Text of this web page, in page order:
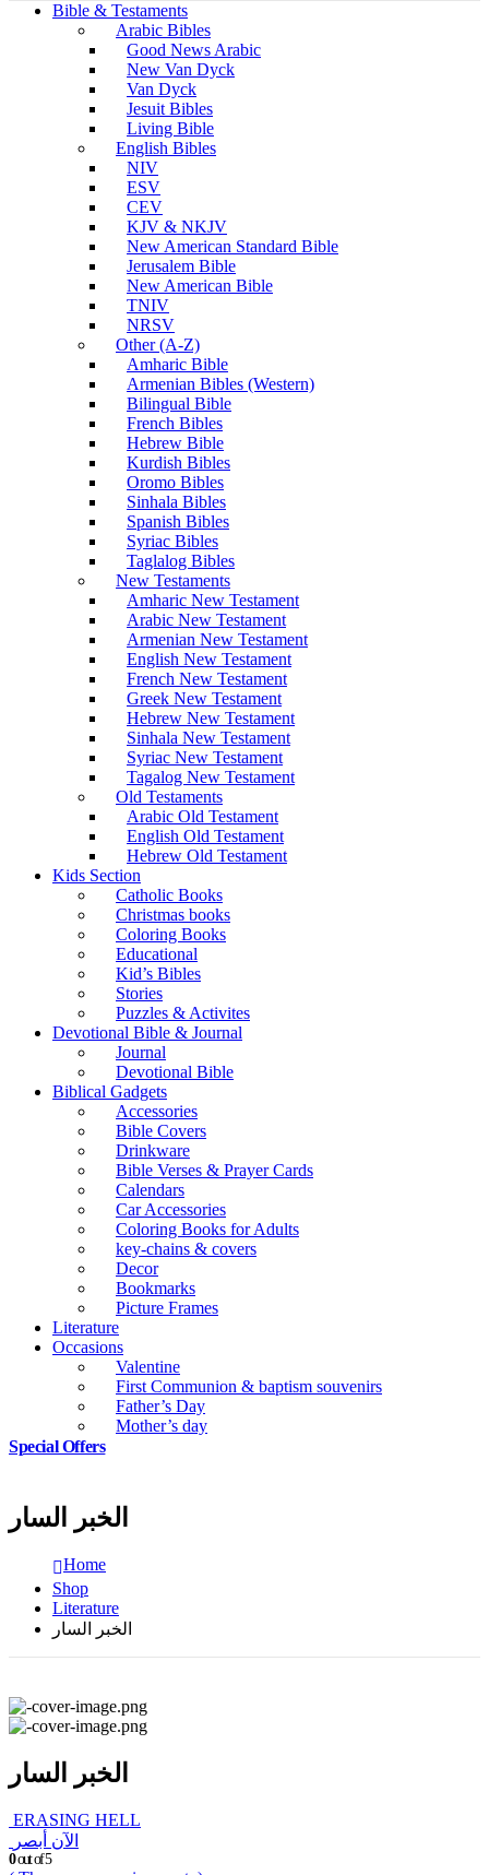
Bible & Testaments
Arabic Bibles
Good News Arabic
New Van Dyck
Van Dyck
Jesuit Bibles
Living Bible
English Bibles
NIV
ESV
CEV
KJV & NKJV
New American Standard Bible
Jerusalem Bible
New American Bible
TNIV
NRSV
Other (A-Z)
Amharic Bible
Armenian Bibles (Western)
Bilingual Bible
French Bibles
Hebrew Bible
Kurdish Bibles
Oromo Bibles
Sinhala Bibles
Spanish Bibles
Syriac Bibles
Taglalog Bibles
New Testaments
Amharic New Testament
Arabic New Testament
Armenian New Testament
English New Testament
French New Testament
Greek New Testament
Hebrew New Testament
Sinhala New Testament
Syriac New Testament
Tagalog New Testament
Old Testaments
Arabic Old Testament
English Old Testament
Hebrew Old Testament
Kids Section
Catholic Books
Christmas books
Coloring Books
Educational
Kid’s Bibles
Stories
Puzzles & Activites
Devotional Bible & Journal
Journal
Devotional Bible
Biblical Gadgets
Accessories
Bible Covers
Drinkware
Bible Verses & Prayer Cards
Calendars
Car Accessories
Coloring Books for Adults
key-chains & covers
Decor
Bookmarks
Picture Frames
Literature
Occasions
Valentine
First Communion & baptism souvenirs
Father’s Day
Mother’s day
Special Offers
الخبر السار
Home
Shop
Literature
الخبر السار
الخبر السار
ERASING HELL
الآن أبصر
0out of 5